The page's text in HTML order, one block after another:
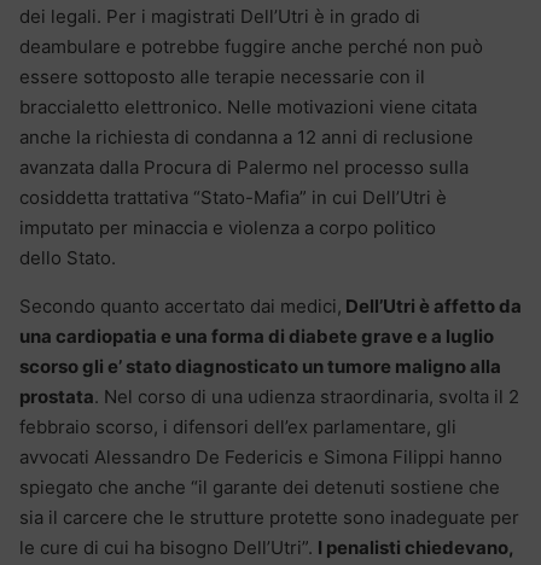
dei legali. Per i magistrati Dell’Utri è in grado di
deambulare e potrebbe fuggire anche perché non può
essere sottoposto alle terapie necessarie con il
braccialetto elettronico. Nelle motivazioni viene citata
anche la richiesta di condanna a 12 anni di reclusione
avanzata dalla Procura di Palermo nel processo sulla
cosiddetta trattativa “Stato-Mafia” in cui Dell’Utri è
imputato per minaccia e violenza a corpo politico
dello Stato.
Secondo quanto accertato dai medici, Dell’Utri è affetto da
una cardiopatia e una forma di diabete grave e a luglio
scorso gli e’ stato diagnosticato un tumore maligno alla
prostata. Nel corso di una udienza straordinaria, svolta il 2
febbraio scorso, i difensori dell’ex parlamentare, gli
avvocati Alessandro De Federicis e Simona Filippi hanno
spiegato che anche “il garante dei detenuti sostiene che
sia il carcere che le strutture protette sono inadeguate per
le cure di cui ha bisogno Dell’Utri”. I penalisti chiedevano,